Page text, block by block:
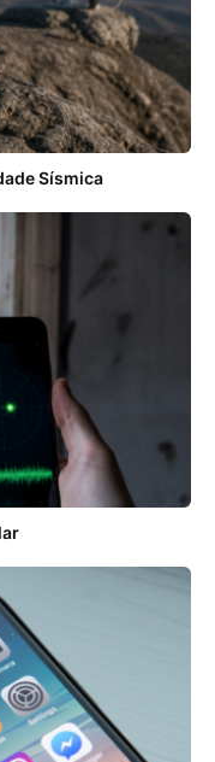
Sísmica